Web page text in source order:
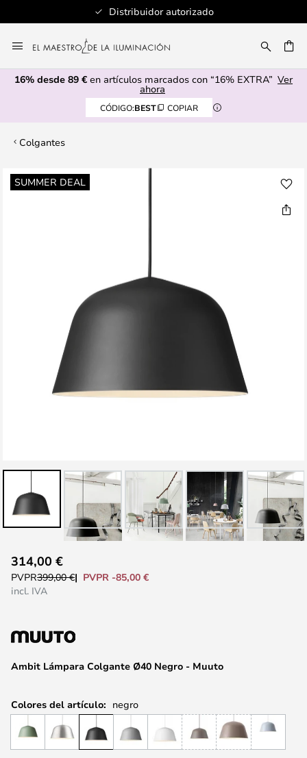
Distribuidor autorizado
al
contenido
16% desde 89 € en artículos marcados con “16% EXTRA” Ver
ahora
CÓDIGO:BEST COPIAR
Colgantes
SUMMER DEAL
Saltar
al
al
comienzo
galería
imágenes
Ambit Lámpara Colgante Ø40 Negro - Muuto
314,00 €
PVPR399,00 €
PVPR -85,00 €
incl. IVA
Colores del artículo: negro